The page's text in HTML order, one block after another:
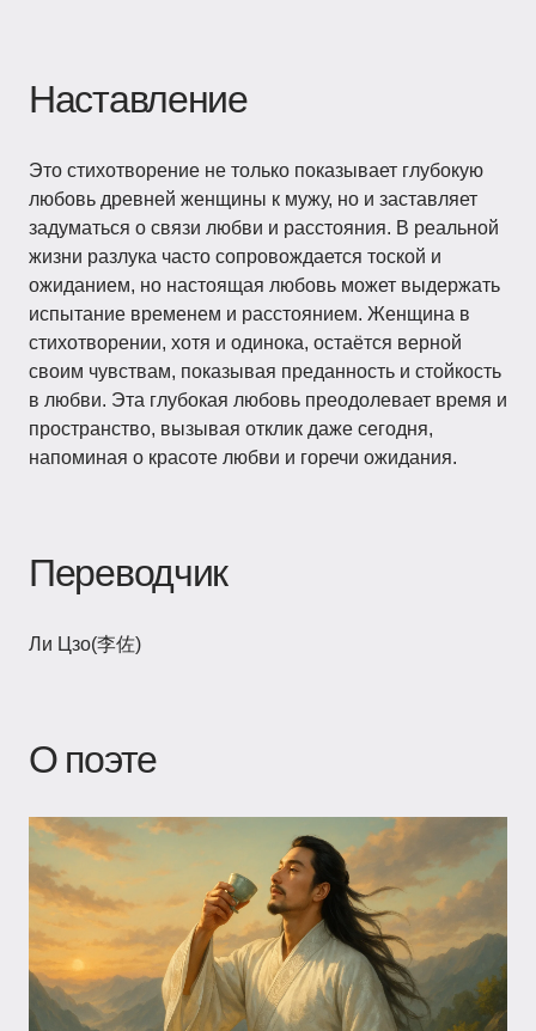
Наставление
Это стихотворение не только показывает глубокую
любовь древней женщины к мужу, но и заставляет
задуматься о связи любви и расстояния. В реальной
жизни разлука часто сопровождается тоской и
ожиданием, но настоящая любовь может выдержать
испытание временем и расстоянием. Женщина в
стихотворении, хотя и одинока, остаётся верной
своим чувствам, показывая преданность и стойкость
в любви. Эта глубокая любовь преодолевает время и
пространство, вызывая отклик даже сегодня,
напоминая о красоте любви и горечи ожидания.
Переводчик
Ли Цзо(李佐)
О поэте